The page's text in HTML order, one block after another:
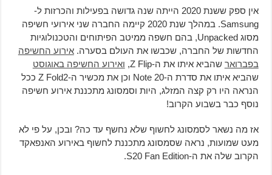
אין ספק ששנת 2020 הייתה שנה גדושה בפעילות והכרזות ל-
Samsung. במהלך שנת 2020 קיימה החברה שני אירועי חשיפה
מסוג Unpacked, בהם חשפה ממיטב הפיתוחים והטכנולוגיות
החדשות של החברה, שכבשו את העולם בסערה. אירוע החשיפה
בפברוארשהביא איתו את ה-Z Flip,
ואירוע החשיפה באוגוסט
שהביא איתו את סדרת ה-Note 20 וכן את מכשיר ה-Z Fold2 ככל
הנראה היו רק קצה המזלג, היות וסמסונג מתכננת אירוע חשיפה
נוסף כבר בשבוע הקרוב!
אז מה נשאר לסמסונג לחשוף שלא נחשף עד כה? ובכן, על פי לא
מעט שמועות, נראה שסמסונג מתכננת לחשוף באירוע האנפאקד
הקרוב שלה את ה-S20 Fan Edition.